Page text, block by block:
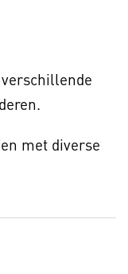
met diverse